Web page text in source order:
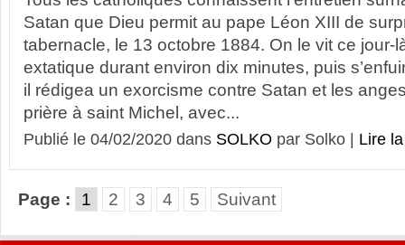
Satan que Dieu permit au pape Léon XIII de
tabernacle, le 13 octobre 1884. On le vit ce jour-
extatique durant environ dix minutes, puis
il rédigea un exorcisme contre Satan et les
prière à saint Michel, avec...
Publié le 04/02/2020 dans SOLKO par Solko | Lire
Page : 1 2 3 4 5 Suivant